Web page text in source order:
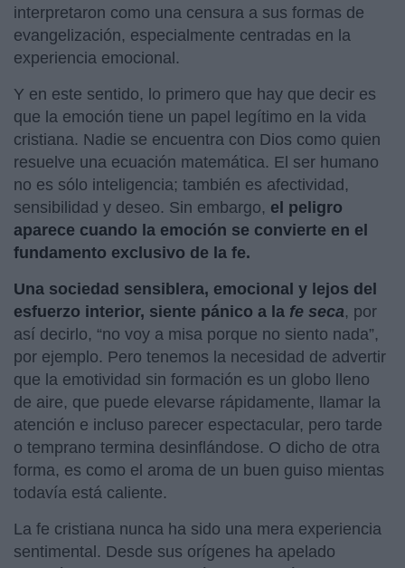
interpretaron como una censura a sus formas de
evangelización, especialmente centradas en la
experiencia emocional.
Y en este sentido, lo primero que hay que decir es
que la emoción tiene un papel legítimo en la vida
cristiana. Nadie se encuentra con Dios como quien
resuelve una ecuación matemática. El ser humano
no es sólo inteligencia; también es afectividad,
sensibilidad y deseo. Sin embargo, el peligro
aparece cuando la emoción se convierte en el
fundamento exclusivo de la fe.
Una sociedad sensiblera, emocional y lejos del
esfuerzo interior, siente pánico a la fe seca, por
así decirlo, “no voy a misa porque no siento nada”,
por ejemplo. Pero tenemos la necesidad de advertir
que la emotividad sin formación es un globo lleno
de aire, que puede elevarse rápidamente, llamar la
atención e incluso parecer espectacular, pero tarde
o temprano termina desinflándose. O dicho de otra
forma, es como el aroma de un buen guiso mientas
todavía está caliente.
La fe cristiana nunca ha sido una mera experiencia
sentimental. Desde sus orígenes ha apelado